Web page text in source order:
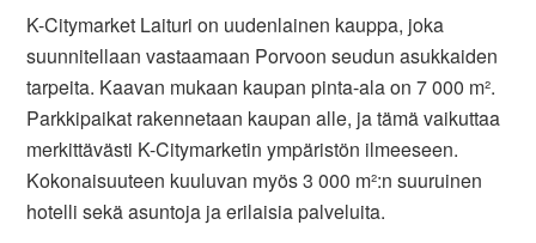
K-Citymarket Laituri on uudenlainen kauppa, joka
suunnitellaan vastaamaan Porvoon seudun asukkaiden
tarpeita. Kaavan mukaan kaupan pinta-ala on 7 000 m².
Parkkipaikat rakennetaan kaupan alle, ja tämä vaikuttaa
merkittävästi K-Citymarketin ympäristön ilmeeseen.
Kokonaisuuteen kuuluvan myös 3 000 m²:n suuruinen
hotelli sekä asuntoja ja erilaisia palveluita.